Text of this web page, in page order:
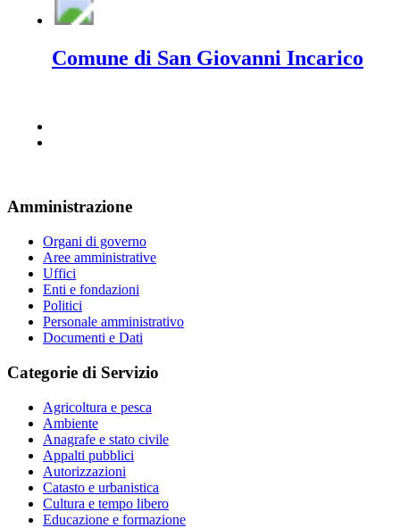
Comune di San Giovanni Incarico
Amministrazione
Organi di governo
Aree amministrative
Uffici
Enti e fondazioni
Politici
Personale amministrativo
Documenti e Dati
Categorie di Servizio
Agricoltura e pesca
Ambiente
Anagrafe e stato civile
Appalti pubblici
Autorizzazioni
Catasto e urbanistica
Cultura e tempo libero
Educazione e formazione